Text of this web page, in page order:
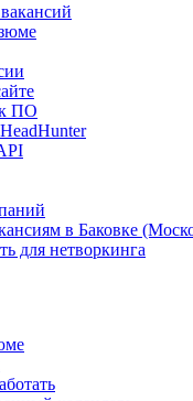
к ПО
в Баковке
для нетворкинга